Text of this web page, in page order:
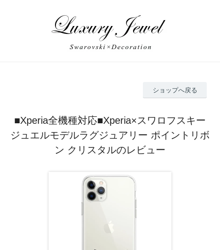
ショップへ戻る
■Xperia全機種対応■Xperia×スワロフスキー
ジュエルモデルラグジュアリー ポイントリボ
ン クリスタルのレビュー